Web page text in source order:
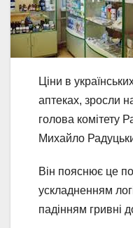
Ціни в
аптеках, зросли
голова комітету
Михайло
Він пояснює це
ускладненням
падінням гривні